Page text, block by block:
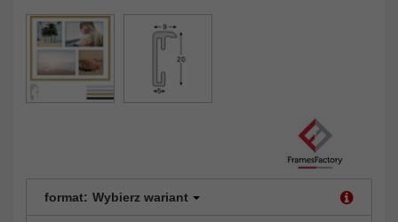
format: Wybierz wariant